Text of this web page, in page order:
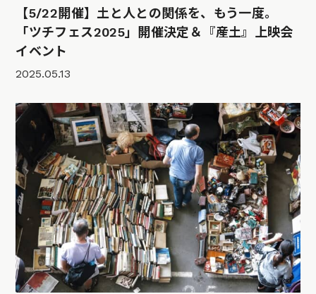
【5/22開催】土と人との関係を、もう一度。
「ツチフェス2025」開催決定＆『産土』上映会
イベント
2025.05.13